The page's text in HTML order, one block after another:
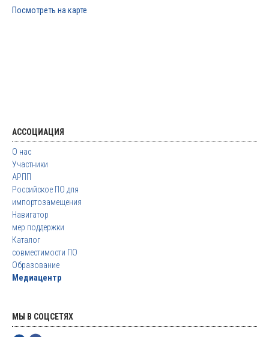
Посмотреть на карте
АССОЦИАЦИЯ
О нас
Участники
АРПП
Российское ПО для
импортозамещения
Навигатор
мер поддержки
Каталог
совместимости ПО
Образование
Медиацентр
МЫ В СОЦСЕТЯХ